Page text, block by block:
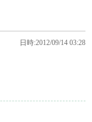
日時:2012/09/14 03:28